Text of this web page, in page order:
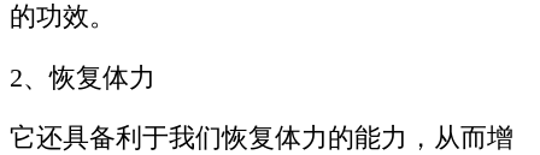
的功效。
2、恢复体力
它还具备利于我们恢复体力的能力，从而增